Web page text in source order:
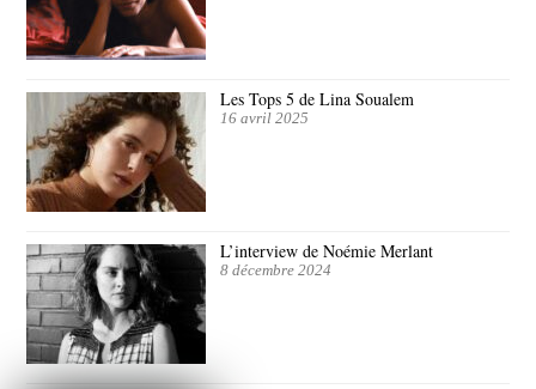
Les Tops 5 de Lina Soualem
16 avril 2025
L’interview de Noémie Merlant
8 décembre 2024